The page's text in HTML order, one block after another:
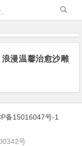
漫温馨治愈沙雕
备15016047号-1
号